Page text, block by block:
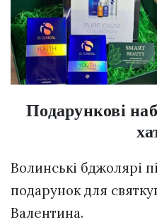
Подарункові
Волинські бджолярі
подарунок для
Валентина.